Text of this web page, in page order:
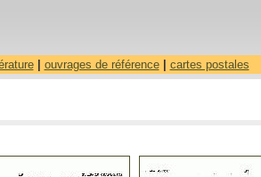
| ouvrages de référence| cartes postales